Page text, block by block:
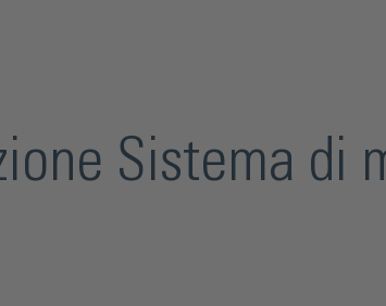
Sistema di